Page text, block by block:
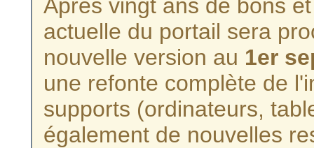
Après vingt ans de bons
actuelle du portail sera
nouvelle version au 1er
une refonte complète de
supports (ordinateurs,
également de nouvelles